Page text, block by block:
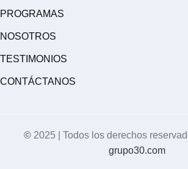
PROGRAMAS
NOSOTROS
TESTIMONIOS
CONTÁCTANOS
© 2025 | Todos los derechos
grupo30.com